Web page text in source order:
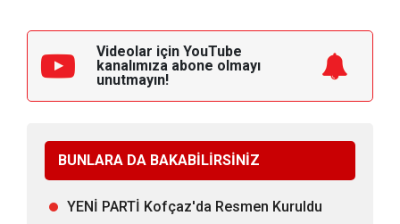
Videolar için YouTube
kanalımıza abone olmayı
unutmayın!
BUNLARA DA BAKABİLİRSİNİZ
YENİ PARTİ Kofçaz'da Resmen Kuruldu